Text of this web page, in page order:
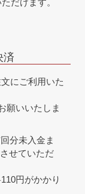
済
にご利用いた
願いいたしま
分未入金ま
せていただ
円がかかり